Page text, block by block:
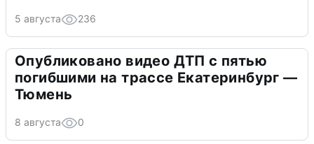
5 августа 236
Опубликовано видео ДТП с пятью
погибшими на трассе Екатеринбург —
Тюмень
8 августа 0